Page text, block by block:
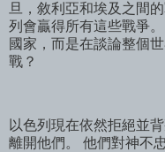
旦，敘利亞和埃及之間
列會贏得所有這些戰爭
國家，而是在談論整個
戰？
以色列現在依然拒絕並
離開他們。 他們對神不